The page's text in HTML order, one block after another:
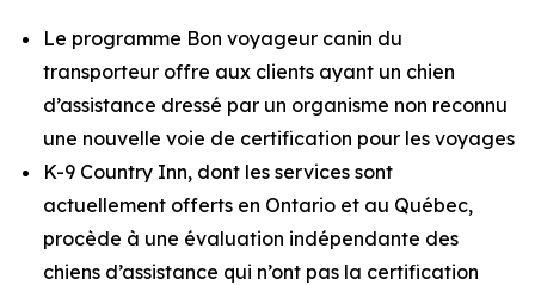
Le programme Bon voyageur canin du
transporteur offre aux clients ayant un chien
d’assistance dressé par un organisme non reconnu
une nouvelle voie de certification pour les voyages
K-9 Country Inn, dont les services sont
actuellement offerts en Ontario et au Québec,
procède à une évaluation indépendante des
chiens d’assistance qui n’ont pas la certification